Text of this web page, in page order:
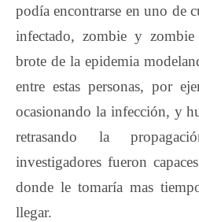
podía encontrarse en uno de
infectado, zombie y
brote de la epidemia
entre estas personas, por
ocasionando la infección, y
retrasando la
investigadores fueron
donde le tomaría mas
llegar.